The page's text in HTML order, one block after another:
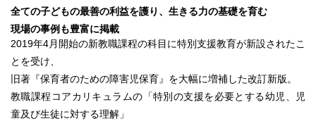
全ての子どもの最善の利益を護り、生きる力の基礎を育む
現場の事例も豊富に掲載
2019年4月開始の新教職課程の科目に特別支援教育が新設されたこ
とを受け、
旧著『保育者のための障害児保育』を大幅に増補した改訂新版。
教職課程コアカリキュラムの「特別の支援を必要とする幼児、児
童及び生徒に対する理解」